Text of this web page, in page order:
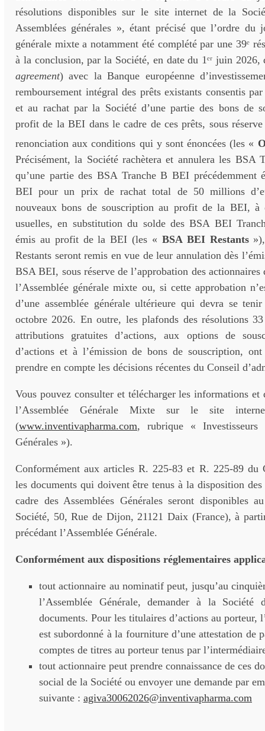
résolutions disponibles sur le site internet de la
Assemblées générales », étant précisé que l’ordre du
générale mixte a notamment été complété par une 39ᵉ
à la conclusion, par la Société, en date du 1ᵉʳ juin 2026,
agreement) avec la Banque européenne
remboursement intégral des prêts existants consentis
et au rachat par la Société d’une partie des bons de
profit de la BEI dans le cadre de ces prêts, sous
renonciation aux conditions qui y sont énoncées (les «
Précisément, la Société rachètera et annulera les BSA
qu’une partie des BSA Tranche B BEI
BEI pour un prix de rachat total de 50 millions
nouveaux bons de souscription au profit de la BEI, à
usuelles, en substitution du solde des BSA BEI
émis au profit de la BEI (les « BSA BEI Restants»),
Restants seront remis en vue de leur annulation dès
BSA BEI, sous réserve de l’approbation des actionnaires
l’Assemblée générale mixte ou, si cette approbation
d’une assemblée générale ultérieure qui devra se
octobre 2026. En outre, les plafonds des résolutions
attributions gratuites d’actions, aux options de
d’actions et à l’émission de bons de souscription,
prendre en compte les décisions récentes du Conseil
Vous pouvez consulter et télécharger les informations et
l’Assemblée Générale Mixte sur le site
(www.inventivapharma.com, rubrique «
Générales »).
Conformément aux articles R. 225-83 et R. 225-89 du
les documents qui doivent être tenus à la disposition des
cadre des Assemblées Générales seront disponibles
Société, 50, Rue de Dijon, 21121 Daix (France), à
précédant l’Assemblée Générale.
Conformément aux dispositions réglementaires
tout actionnaire au nominatif peut, jusqu’au
l’Assemblée Générale, demander à la
documents. Pour les titulaires d’actions au porteur,
est subordonné à la fourniture d’une attestation de
comptes de titres au porteur tenus par
tout actionnaire peut prendre connaissance de ces
social de la Société ou envoyer une demande par
suivante : agiva30062026@inventivapharma.com